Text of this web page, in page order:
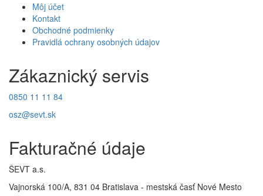
Môj účet
Kontakt
Obchodné podmienky
Pravidlá ochrany osobných údajov
Zákaznický servis
0850 11 11 84
osz@sevt.sk
Fakturačné údaje
ŠEVT a.s.
Vajnorská 100/A, 831 04 Bratislava - mestská časť Nové Mesto